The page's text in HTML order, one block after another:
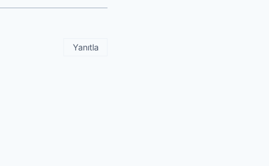
Yanıtla